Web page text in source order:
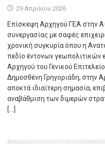
29 Απριλίου 2026
Επίσκεψη Αρχηγού ΓΕΑ στην
συνεργασίας με σαφές
χρονική συγκυρία όπου η
πεδίο έντονων γεωπολιτικών
Αρχηγού του Γενικού
Δημοσθένη Γρηγοριάδη, στην
αποκτά ιδιαίτερη σημασία,
αναβάθμιση των διμερών
[…]